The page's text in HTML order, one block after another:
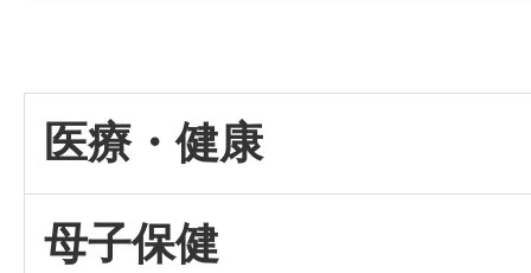
医療・健康
母子保健